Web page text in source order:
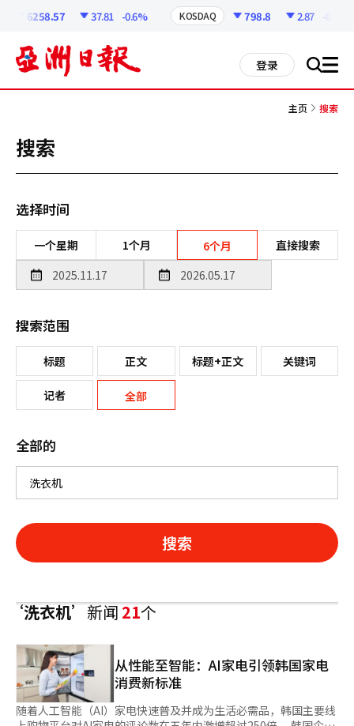
6258.57 37.81 -0.6% KOSDAQ 798.8 2.87 -0.36%
登录 搜 all
主页 搜索
搜索
选择时间
一个星期 1个月 6个月 直接搜索
搜索范围
标题 正文 标题+正文 关键词
记者 全部
全部的
搜索
‘洗衣机’新闻21个
从性能至智能：AI家电引领韩国家电
消费新标准
随着人工智能（AI）家电快速普及并成为生活必需品，韩国主要线